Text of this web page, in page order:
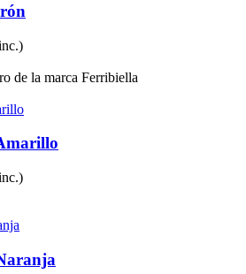
de la marca Ferribiella